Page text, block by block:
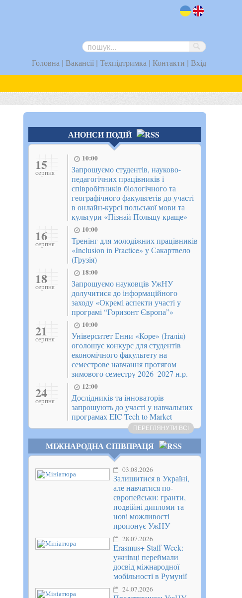
Головна | Вакансії| Техпідтримка | Контакти | Вхід
АНОНСИ ПОДІЙ
15
серпня
10:00
Запрошуємо студентів, науково-
педагогічних працівників і
співробітників біологічного та
географічного факультетів до участі
в онлайн-курсі польської мови та
культури «Пізнай Польщу краще»
16
серпня
10:00
Тренінг для молодіжних працівників
«Inclusion in Practice» у Сакартвело
(Грузія)
18
серпня
18:00
Запрошуємо науковців УжНУ
долучитися до інформаційного
заходу «Окремі аспекти участі у
програмі “Горизонт Європа”»
21
серпня
10:00
Університет Енни «Коре» (Італія)
оголошує конкурс для студентів
економічного факультету на
семестрове навчання протягом
зимового семестру 2026–2027 н.р.
24
серпня
12:00
Дослідників та інноваторів
запрошують до участі у навчальних
програмах EIC Tech to Market
ПЕРЕГЛЯНУТИ ВСІ
МІЖНАРОДНА СПІВПРАЦЯ
03.08.2026
Залишитися в Україні,
але навчатися по-
європейськи: гранти,
подвійні дипломи та
нові можливості
пропонує УжНУ
28.07.2026
Erasmus+ Staff Week:
ужнівці переймали
досвід міжнародної
мобільності в Румунії
24.07.2026